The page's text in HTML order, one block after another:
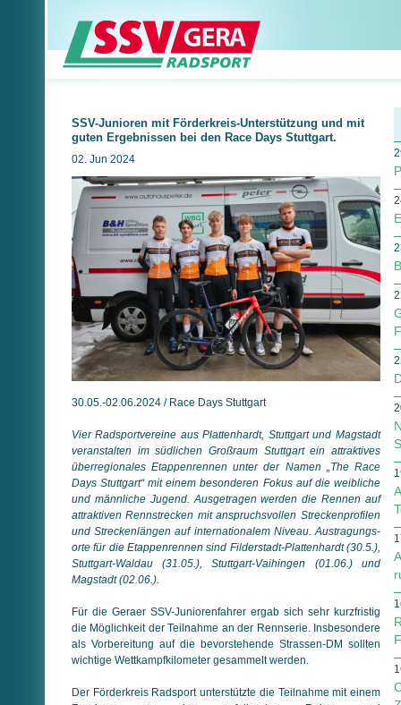
SSV-Junioren mit Förderkreis-Unterstützung und mit
guten Ergebnissen bei den Race Days Stuttgart.
02. Jun 2024
30.05.-02.06.2024 / Race Days Stuttgart
Vier Radsportvereine aus Plattenhardt, Stuttgart und Magstadt
veranstalten im südlichen Großraum Stuttgart ein attraktives
überregionales Etappenrennen unter der Namen „The Race
Days Stuttgart“ mit einem besonderen Fokus auf die weibliche
und männliche Jugend. Ausgetragen werden die Rennen auf
attraktiven Rennstrecken mit anspruchsvollen Streckenprofilen
und Streckenlängen auf internationalem Niveau. Aus­tra­gungs­
orte für die Etappenrennen sind Filderstadt-Plattenhardt (30.5.),
Stuttgart-Waldau (31.05.), Stuttgart-Vaihingen (01.06.) und
Magstadt (02.06.).
Für die Geraer SSV-Juniorenfahrer ergab sich sehr kurzfristig
die Möglichkeit der Teilnahme an der Rennserie. Insbesondere
als Vorbereitung auf die bevorstehende Strassen-DM sollten
wichtige Wettkampfkilometer gesammelt werden.
Der Förderkreis Radsport unterstützte die Teilnahme mit einem